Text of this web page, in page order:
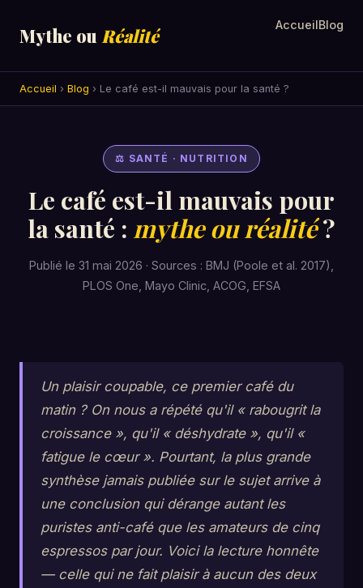
Mythe ou Réalité AccueilBlog
Accueil › Blog › Le café est-il mauvais pour la santé ?
⚖ SANTÉ · NUTRITION
Le café est-il mauvais pour
la santé : mythe ou réalité?
Publié le 31 mai 2026 · Sources : BMJ (Poole et al. 2017),
PLOS One, Mayo Clinic, ACOG, EFSA
Un plaisir coupable, ce premier café du
matin ? On nous a répété qu'il « rabougrit la
croissance », qu'il « déshydrate », qu'il «
fatigue le cœur ». Pourtant, la plus grande
synthèse jamais publiée sur le sujet arrive à
une conclusion qui dérange autant les
puristes anti-café que les amateurs de cinq
espressos par jour. Voici la lecture honnête
— celle qui ne fait plaisir à aucun des deux